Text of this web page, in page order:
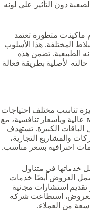
دون التأثير على لونه
ماكينات متطورة تعتمد
المختلفة. هذا الأسلوب
الطبيعية. تضمن هذه
الأصلية بطريقة فعالة
تناسب مختلف احتياجات
وبأسعار تنافسية، مع
الباقات الكبيرة. تستهدف
والمشاريع التجارية،
احترافية بسعر مناسب.
خدماتها في متناول
العروض أيضًا خدمات
تقديم استشارات مجانية
العروض، استطاعت شركة
من العملاء.